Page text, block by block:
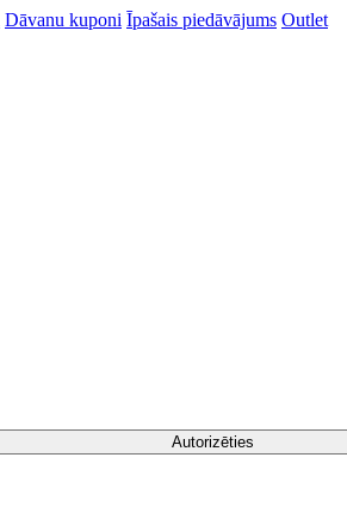
Dāvanu kuponi Īpašais piedāvājums Outlet
Autorizēties